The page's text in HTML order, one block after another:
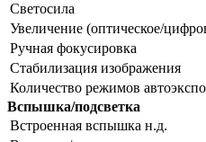
Светосила
Увеличение (оптическое/
Ручная фокусировка
Стабилизация изображения
Количество режимов
Вспышка/подсветка
Встроенная вспышка н.д.